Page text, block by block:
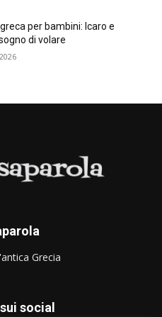
per bambini: Icaro e
di volare
Grecia
social